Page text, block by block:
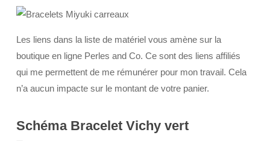
Les liens dans la liste de matériel vous amène sur la
boutique en ligne Perles and Co. Ce sont des liens affiliés
qui me permettent de me rémunérer pour mon travail. Cela
n’a aucun impacte sur le montant de votre panier.
Schéma Bracelet Vichy vert